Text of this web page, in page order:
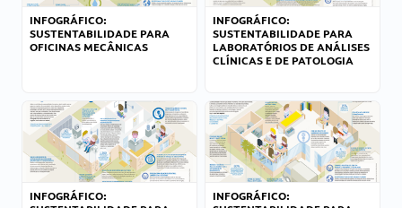
INFOGRÁFICO:
SUSTENTABILIDADE PARA
OFICINAS MECÂNICAS
INFOGRÁFICO:
SUSTENTABILIDADE PARA
LABORATÓRIOS DE ANÁLISES
CLÍNICAS E DE PATOLOGIA
INFOGRÁFICO:
INFOGRÁFICO: